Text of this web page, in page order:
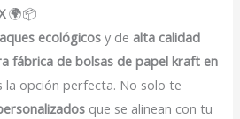
🌍📦
ecológicosy de alta calidad
fábrica de bolsas de papel kraft en
la opción perfecta. No solo te
que se alinean con tu